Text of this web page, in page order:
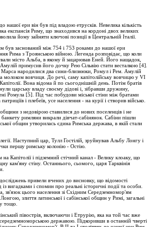
нашої ери він був під владою етрусків. Невелика кількість
експансія Риму, що знаходився на кордоні двох великих
йому зайняти ключові позиції в Центральній Італії.
був заснований між 754 і 753 роками до нашої ери
Рима з Троянською війною. Легенда розповідає, що коли
місто Альба, в якому й зацарював Еней. Його нащадок,
примусив його дочку Рею Сільвію стати весталкою [4].
народилися два сини-близнюки, Ромул і Рем. Амулій
молоком вовчиця. До речі, саму капітолійську вовчицю у VI
Вона відома й по сьогоднішній день. Потім братів
царську владу своєму дідові і, зібравши дружину,
Ромула [5]. Під час побудови міської стіни між братами
і плебеїв, усе населення - на курії і створив військо.
з недовірою ставилися до нових поселенців і не
римляни викрали дівчат-сабінянок. Сабіни пішли
общин утворилась єдина Римська держава, в якій стали
Наступний цар, Тулл Гостілій, зруйнував Альбу Лонгу і
першу римську колонію - Остію.
Капітолії і підземний стічний канал - Велику клоаку, що
кам'яну стіну. Останнього, сьомого, царя Тарквінія
привели вчених до висновку, що відомості
вигадками і спомин про реальні історичні події та особи.
зв'язок цього населення зі Східним Середземномор'ям
злиття латинської і сабінської общин у Римі, загальні
тощо.
півострів, включаючи і Етрурію, яка на той час вже
середземноморською державою. Підкоривши в останній чверті